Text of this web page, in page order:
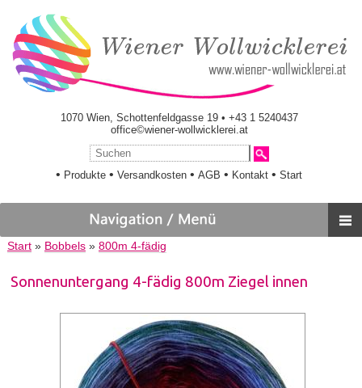
1070 Wien, Schottenfeldgasse 19 • +43 1 5240437
office©wiener-wollwicklerei.at
• Produkte •Versandkosten •AGB • Kontakt •Start
Start» Bobbels» 800m 4-fädig
Sonnenuntergang 4-fädig 800m Ziegel innen